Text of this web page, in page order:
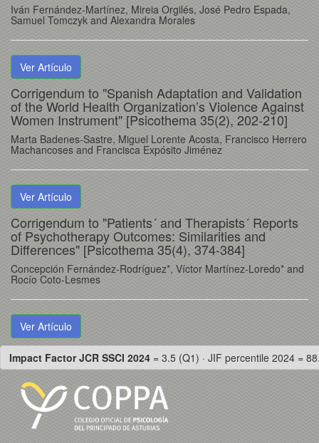
Iván Fernández-Martínez, Mireia Orgilés, José Pedro Espada,
Samuel Tomczyk and Alexandra Morales
Ver Artículo
Corrigendum to "Spanish Adaptation and Validation
of the World Health Organization’s Violence Against
Women Instrument" [Psicothema 35(2), 202-210]
Marta Badenes-Sastre, Miguel Lorente Acosta, Francisco Herrero
Machancoses and Francisca Expósito Jiménez
Ver Artículo
Corrigendum to "Patients´ and Therapists´ Reports
of Psychotherapy Outcomes: Similarities and
Differences" [Psicothema 35(4), 374-384]
Concepción Fernández-Rodríguez*, Víctor Martínez-Loredo* and
Rocío Coto-Lesmes
Ver Artículo
Impact Factor JCR SSCI 2024 = 3.5 (Q1) · JIF percentile 2024 =